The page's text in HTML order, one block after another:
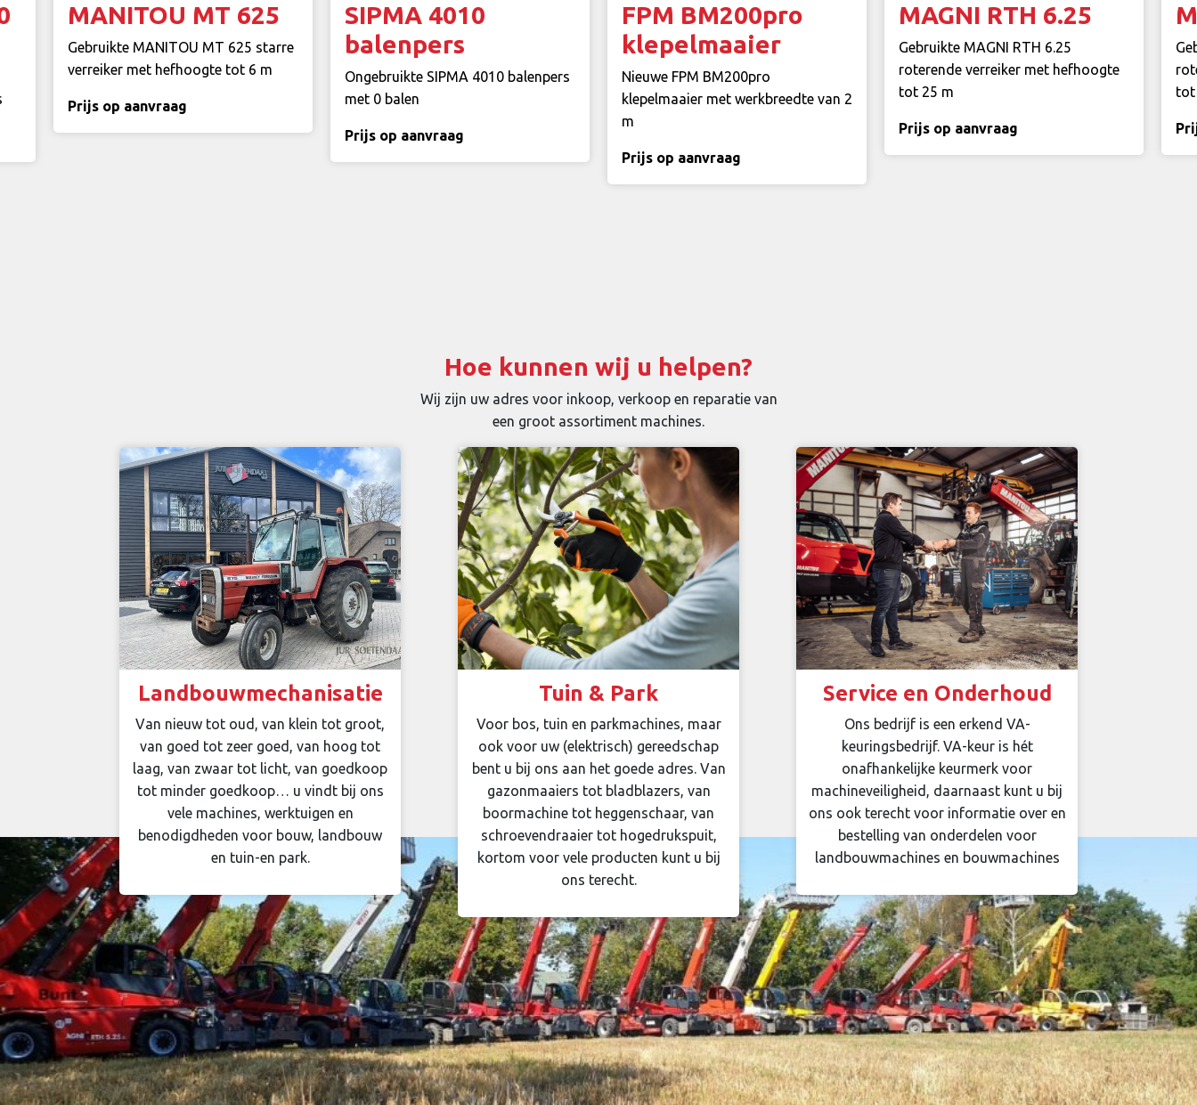
MANITOU MT 625
Gebruikte MANITOU MT 625 starre
verreiker met hefhoogte tot 6 m
Prijs op aanvraag
SIPMA 4010
balenpers
Ongebruikte SIPMA 4010 balenpers
met 0 balen
Prijs op aanvraag
FPM BM200pro
klepelmaaier
Nieuwe FPM BM200pro
klepelmaaier met werkbreedte van 2
m
Prijs op aanvraag
MAGNI RTH 6.25
Gebruikte MAGNI RTH 6.25
roterende verreiker met hefhoogte
tot 25 m
Prijs op aanvraag
tot
Hoe kunnen wij u helpen?
Wij zijn uw adres voor inkoop, verkoop en reparatie van
een groot assortiment machines.
Landbouwmechanisatie
Van nieuw tot oud, van klein tot groot,
van goed tot zeer goed, van hoog tot
laag, van zwaar tot licht, van goedkoop
tot minder goedkoop… u vindt bij ons
vele machines, werktuigen en
benodigdheden voor bouw, landbouw
en tuin-en park.
Tuin & Park
Voor bos, tuin en parkmachines, maar
ook voor uw (elektrisch) gereedschap
bent u bij ons aan het goede adres. Van
gazonmaaiers tot bladblazers, van
boormachine tot heggenschaar, van
schroevendraaier tot hogedrukspuit,
kortom voor vele producten kunt u bij
ons terecht.
Service en Onderhoud
Ons bedrijf is een erkend VA-
keuringsbedrijf. VA-keur is hét
onafhankelijke keurmerk voor
machineveiligheid, daarnaast kunt u bij
ons ook terecht voor informatie over en
bestelling van onderdelen voor
landbouwmachines en bouwmachines